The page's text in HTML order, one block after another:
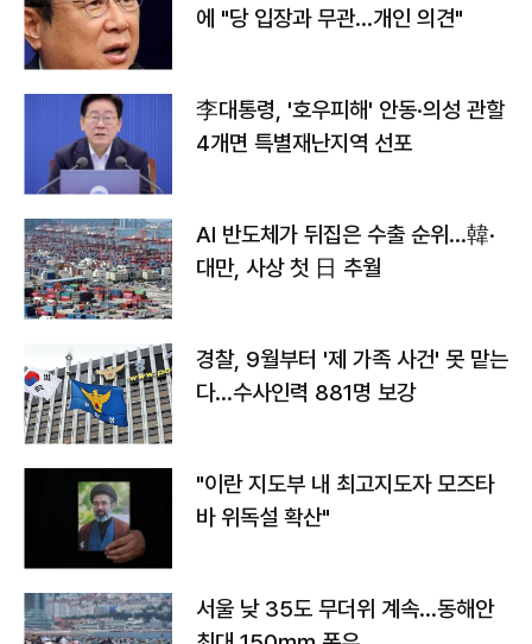
에 "당 입장과 무관…개인 의견"
李대통령, '호우피해' 안동·의성 관할
4개면 특별재난지역 선포
AI 반도체가 뒤집은 수출 순위…韓·
대만, 사상 첫 日 추월
경찰, 9월부터 '제 가족 사건' 못 맡는
다…수사인력 881명 보강
"이란 지도부 내 최고지도자 모즈타
바 위독설 확산"
서울 낮 35도 무더위 계속…동해안